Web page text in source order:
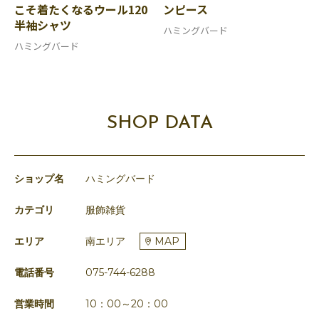
こそ着たくなるウール120
半袖シャツ
ハミングバード
ンピース
ハミングバード
SHOP DATA
ショップ名 ハミングバード
カテゴリ 服飾雑貨
エリア 南エリア MAP
電話番号 075-744-6288
営業時間 10：00～20：00